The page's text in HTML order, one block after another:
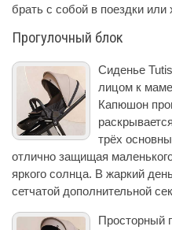
брать с собой в поездки или
Прогулочный блок
Сиденье
лицом к
Капюшон
трёх
отлично защищая
яркого солнца. В жаркий
сетчатой дополнительной
Просторный